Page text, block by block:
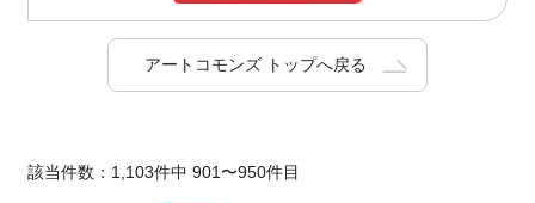
アートコモンズ トップへ戻る
該当件数：1,103件中 901〜950件目